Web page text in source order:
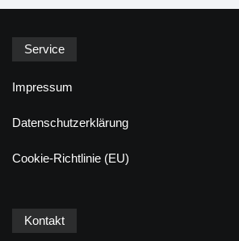
Service
Impressum
Datenschutzerklärung
Cookie-Richtlinie (EU)
Kontakt